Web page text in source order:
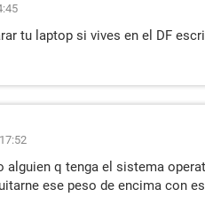
tu laptop si vives en el DF
alguien q tenga el sistema
ese peso de encima con